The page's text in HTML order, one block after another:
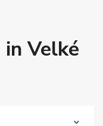
Velké